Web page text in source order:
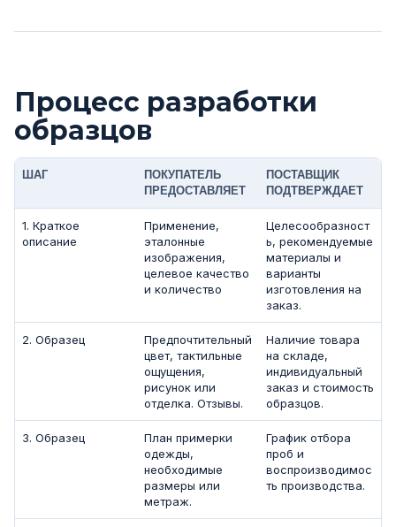
Процесс разработки
образцов
ШАГ
ПОКУПАТЕЛЬ
ПРЕДОСТАВЛЯЕТ
ПОСТАВЩИК
ПОДТВЕРЖДАЕТ
1. Краткое
описание
Применение,
эталонные
изображения,
целевое качество
и количество
Целесообразност
ь, рекомендуемые
материалы и
варианты
изготовления на
заказ.
2. Образец
Предпочтительный
цвет, тактильные
ощущения,
рисунок или
отделка. Отзывы.
Наличие товара
на складе,
индивидуальный
заказ и стоимость
образцов.
3. Образец
План примерки
одежды,
необходимые
размеры или
метраж.
График отбора
проб и
воспроизводимос
ть производства.